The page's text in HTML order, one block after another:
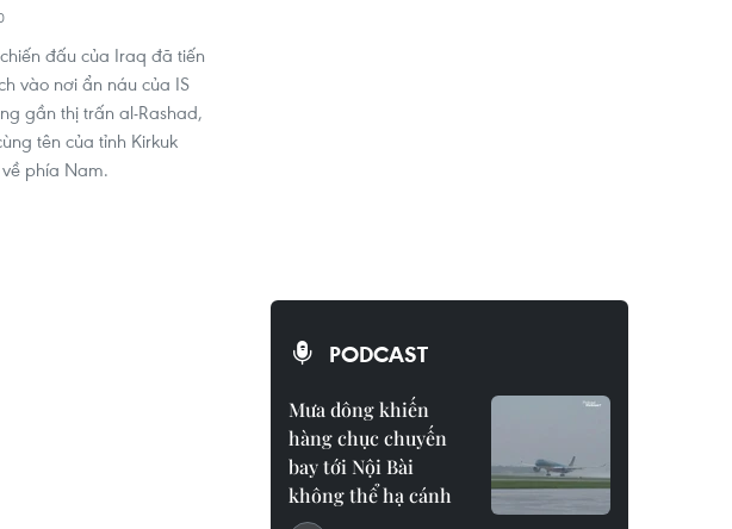
đấu của Iraq đã tiến
vào nơi ẩn náu của IS
gần thị trấn al-Rashad,
tên của tỉnh Kirkuk
phía Nam.
PODCAST
Mưa dông khiến
hàng chục chuyến
bay tới Nội Bài
không thể hạ cánh